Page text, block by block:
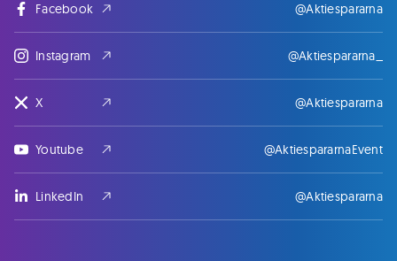
Facebook @Aktiespararna
Instagram @Aktiespararna_
X @Aktiespararna
Youtube @AktiespararnaEvent
LinkedIn @Aktiespararna